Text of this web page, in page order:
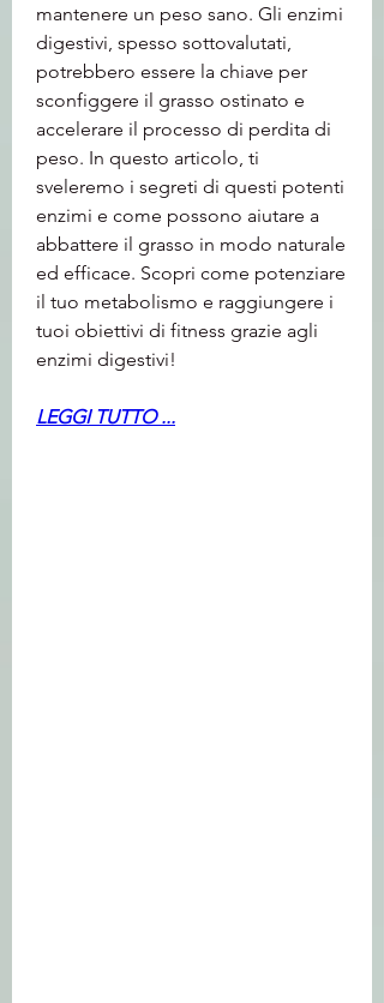
mantenere un peso sano. Gli enzimi
digestivi, spesso sottovalutati,
potrebbero essere la chiave per
sconfiggere il grasso ostinato e
accelerare il processo di perdita di
peso. In questo articolo, ti
sveleremo i segreti di questi potenti
enzimi e come possono aiutare a
abbattere il grasso in modo naturale
ed efficace. Scopri come potenziare
il tuo metabolismo e raggiungere i
tuoi obiettivi di fitness grazie agli
enzimi digestivi!
LEGGI TUTTO ...